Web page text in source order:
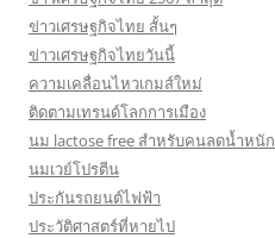
ข่าวเศรษฐกิจไทย สั้นๆ
ข่าวเศรษฐกิจไทยวันนี้
ความเคลื่อนไหวเกมส์ใหม่
ติดตามเทรนด์โลกการเมือง
นม lactose free สำหรับคนลดน้ำหนัก
นมเวย์โปรตีน
ประกันรถยนต์ไฟฟ้า
ประวัติศาสตร์ที่หายไป